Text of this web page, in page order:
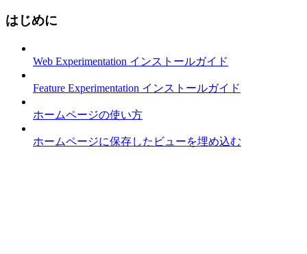
はじめに
Web Experimentation インストールガイド
Feature Experimentation インストールガイド
ホームページの使い方
ホームページに保存したビューを埋め込む